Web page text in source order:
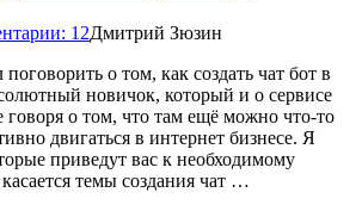
12Дмитрий Зюзин
о том, как создать чат бот в
новичок, который и о сервисе
о том, что там ещё можно что-то
двигаться в интернет бизнесе. Я
приведут вас к необходимому
касается темы создания чат …